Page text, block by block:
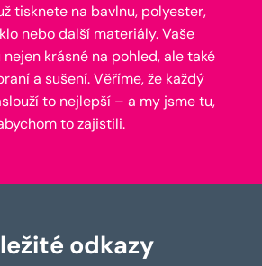
tisknete na bavlnu, polyester,
nebo další materiály. Vaše
krásné na pohled, ale také
a sušení. Věříme, že každý
to nejlepší – a my jsme tu,
to zajistili.
odkazy